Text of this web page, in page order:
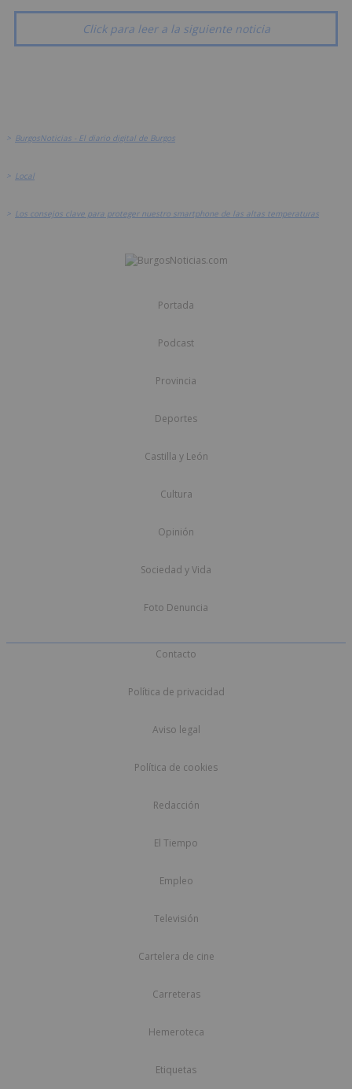
Click para leer a la siguiente noticia
> BurgosNoticias - El diario digital de Burgos
> Local
> Los consejos clave para proteger nuestro smartphone de las altas temperaturas
Portada
Podcast
Provincia
Deportes
Castilla y León
Cultura
Opinión
Sociedad y Vida
Foto Denuncia
Contacto
Política de privacidad
Aviso legal
Política de cookies
Redacción
El Tiempo
Empleo
Televisión
Cartelera de cine
Carreteras
Hemeroteca
Etiquetas